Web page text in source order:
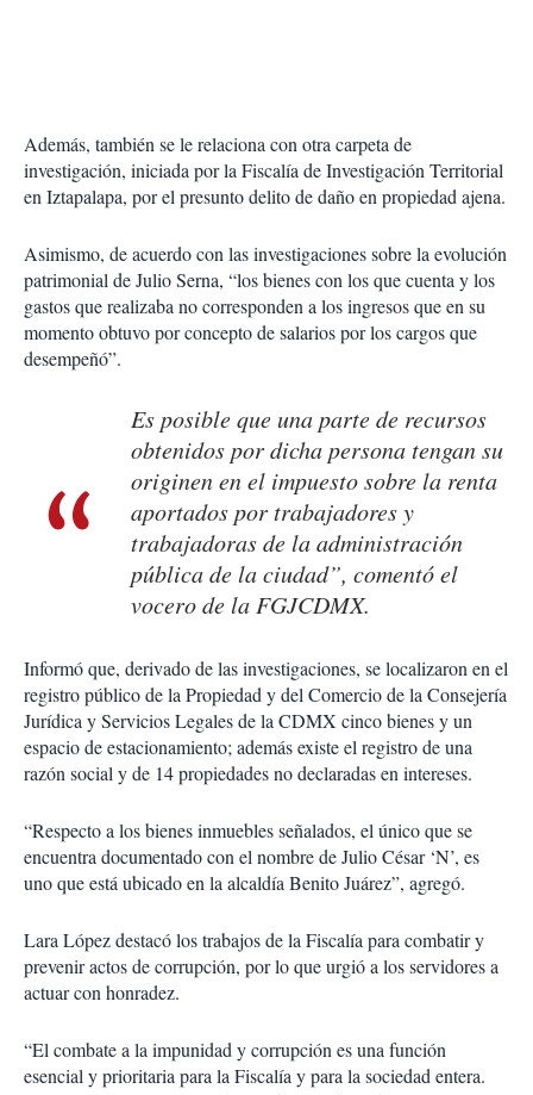
Además, también se le relaciona con otra carpeta de
investigación, iniciada por la Fiscalía de Investigación Territorial
en Iztapalapa, por el presunto delito de daño en propiedad ajena.
Asimismo, de acuerdo con las investigaciones sobre la evolución
patrimonial de Julio Serna, “los bienes con los que cuenta y los
gastos que realizaba no corresponden a los ingresos que en su
momento obtuvo por concepto de salarios por los cargos que
desempeñó”.
Es posible que una parte de recursos
obtenidos por dicha persona tengan su
originen en el impuesto sobre la renta
aportados por trabajadores y
trabajadoras de la administración
pública de la ciudad”, comentó el
vocero de la FGJCDMX.
Informó que, derivado de las investigaciones, se localizaron en el
registro público de la Propiedad y del Comercio de la Consejería
Jurídica y Servicios Legales de la CDMX cinco bienes y un
espacio de estacionamiento; además existe el registro de una
razón social y de 14 propiedades no declaradas en intereses.
“Respecto a los bienes inmuebles señalados, el único que se
encuentra documentado con el nombre de Julio César ‘N’, es
uno que está ubicado en la alcaldía Benito Juárez”, agregó.
Lara López destacó los trabajos de la Fiscalía para combatir y
prevenir actos de corrupción, por lo que urgió a los servidores a
actuar con honradez.
“El combate a la impunidad y corrupción es una función
esencial y prioritaria para la Fiscalía y para la sociedad entera.